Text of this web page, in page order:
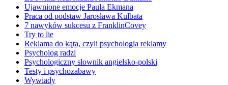
Ujawnione emocje Paula Ekmana
Praca od podstaw Jarosława Kulbata
7 nawyków sukcesu z FranklinCovey
Try to lie
Reklama do kąta, czyli psychologia reklamy
Psycholog radzi
Psychologiczny słownik angielsko-polski
Testy i psychozabawy
Wywiady